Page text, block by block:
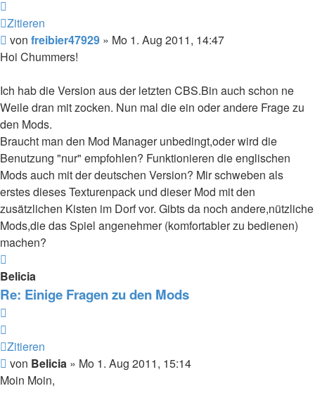
Zitieren
Beitrag
von freibier47929 » Mo 1. Aug 2011, 14:47
Hoi Chummers!
Ich hab die Version aus der letzten CBS.Bin auch schon ne
Weile dran mit zocken. Nun mal die ein oder andere Frage zu
den Mods.
Braucht man den Mod Manager unbedingt,oder wird die
Benutzung "nur" empfohlen? Funktionieren die englischen
Mods auch mit der deutschen Version? Mir schweben als
erstes dieses Texturenpack und dieser Mod mit den
zusätzlichen Kisten im Dorf vor. Gibts da noch andere,nützliche
Mods,die das Spiel angenehmer (komfortabler zu bedienen)
machen?
oben
Belicia
Re: Einige Fragen zu den Mods
Zitieren
Beitrag
von Belicia » Mo 1. Aug 2011, 15:14
Moin Moin,